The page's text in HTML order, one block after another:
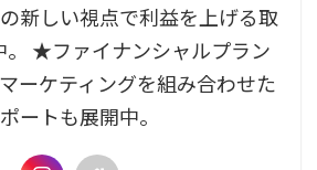
新しい視点で利益を上げる取
。 ★ファイナンシャルプラン
ーケティングを組み合わせた
ートも展開中。